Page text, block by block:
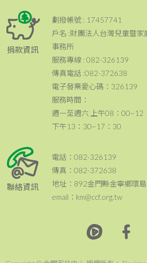
捐款資訊
劃撥帳號 : 17457741
戶名 :財團法人台灣兒童暨
事務所
服務專線 : 082-326139
傳真電話 :082-372638
電子發票愛心碼：326139
服務時間：
週一至週六 上午08：00~12
下午13：30~17：30
聯絡資訊
電話：082-326139
傳真：082-372638
地址：892金門縣金寧鄉環
email：km@ccf.org.tw